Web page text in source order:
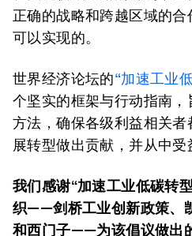
正确的战略和跨越区域的
可以实现的。
世界经济论坛的“加速工业
个坚实的框架与行动指南
方法，确保各级利益相关
展转型做出贡献，并从中受
我们感谢“加速工业低碳转
织——剑桥工业创新政策、
和西门子——为该倡议做出